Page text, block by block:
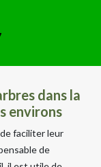
dans la
environs
faciliter leur
de